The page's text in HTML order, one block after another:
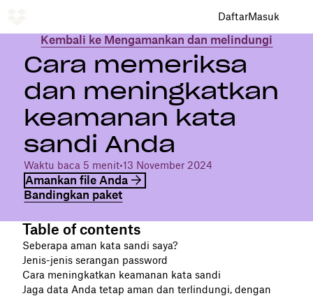
DaftarMasuk
Kembali ke Mengamankan dan melindungi
Cara memeriksa
dan meningkatkan
keamanan kata
sandi Anda
Waktu baca 5 menit•13 November 2024
Amankan file Anda
Bandingkan paket
Table of contents
Seberapa aman kata sandi saya?
Jenis-jenis serangan password
Cara meningkatkan keamanan kata sandi
Jaga data Anda tetap aman dan terlindungi, dengan